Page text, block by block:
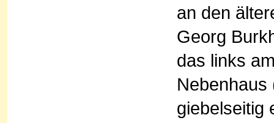
an den
Georg
das links
Nebenhaus
giebelseitig